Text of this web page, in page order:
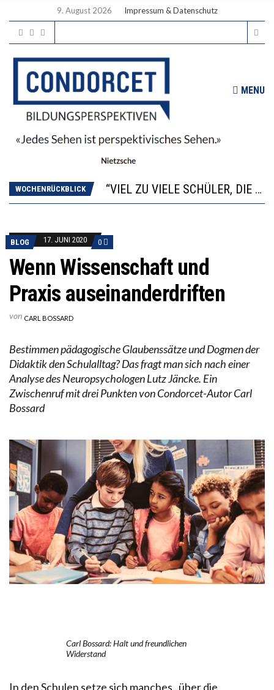
9. August 2026 Impressum & Datenschutz
MENU
WOCHENRÜCKBLICK
DIE GANZE HILFLOSIGKEIT DES BILDUNGSBÜRGERTUMS
WORAUS WÄCHST, WAS KINDER TRÄGT
BLOG 17. JUNI 2020 0
Wenn Wissenschaft und
Praxis auseinanderdriften
von CARL BOSSARD
Bestimmen pädagogische Glaubenssätze und Dogmen der
Didaktik den Schulalltag? Das fragt man sich nach einer
Analyse des Neuropsychologen Lutz Jäncke. Ein
Zwischenruf mit drei Punkten von Condorcet-Autor Carl
Bossard
Carl Bossard: Halt und freundlichen
Widerstand
In den Schulen setze sich manches „über die